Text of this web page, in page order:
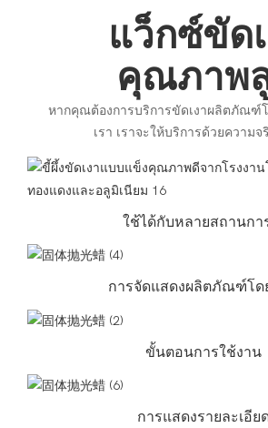
แว็กซ์ขัด
คุณภาพ
หากคุณต้องการบริการขัดเงาผลิตภัณฑ์
เรา เราจะให้บริการด้วยความจ
ใช้ได้กับหลายสถานก
การจัดแสดงผลิตภัณฑ์โด
ขั้นตอนการใช้งาน
การแสดงรายละเอีย